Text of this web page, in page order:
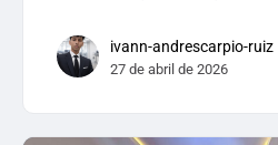
ivann-andrescarpio-ruiz
27 de abril de 2026